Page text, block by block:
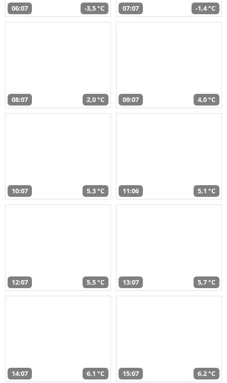
06:07 -3,5 °C 07:07 -1,4 °C
08:07 2,0 °C 09:07 4,0 °C
10:07 5,3 °C 11:06 5,1 °C
12:07 5,5 °C 13:07 5,7 °C
14:07 6,1 °C 15:07 6,2 °C